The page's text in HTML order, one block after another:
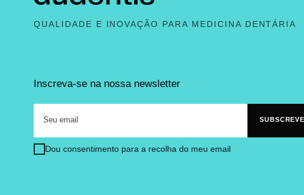
QUALIDADE E INOVAÇÃO PARA MEDICINA DENTÁRIA
Inscreva-se na nossa newsletter
Dou consentimento para a recolha do meu email